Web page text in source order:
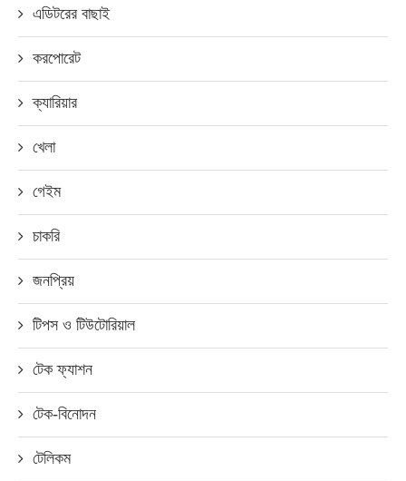
এডিটরের বাছাই
করপোরেট
ক্যারিয়ার
খেলা
গেইম
চাকরি
জনপ্রিয়
টিপস ও টিউটোরিয়াল
টেক ফ্যাশন
টেক-বিনোদন
টেলিকম